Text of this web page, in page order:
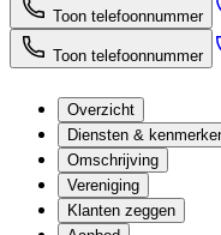
Toon telefoonnummer
Toon telefoonnummer
Overzicht
Diensten &
Omschrijving
Vereniging
Klanten zeggen